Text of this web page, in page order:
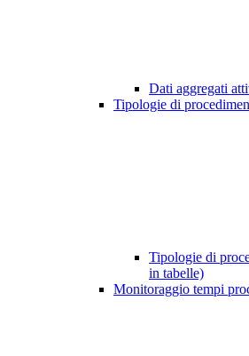
Dati aggregati
Tipologie di
Tipologie di
in tabelle)
Monitoraggio tempi